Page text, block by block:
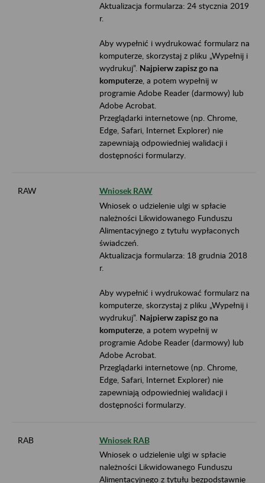
Aktualizacja formularza: 24 stycznia 2019
r.
Aby wypełnić i wydrukować formularz na
komputerze, skorzystaj z pliku „Wypełnij i
wydrukuj”. Najpierw zapisz go na
komputerze, a potem wypełnij w
programie Adobe Reader (darmowy) lub
Adobe Acrobat.
Przeglądarki internetowe (np. Chrome,
Edge, Safari, Internet Explorer) nie
zapewniają odpowiedniej walidacji i
dostępności formularzy.
RAW
Wniosek RAW
Wniosek o udzielenie ulgi w spłacie
należności Likwidowanego Funduszu
Alimentacyjnego z tytułu wypłaconych
świadczeń.
Aktualizacja formularza: 18 grudnia 2018
r.
Aby wypełnić i wydrukować formularz na
komputerze, skorzystaj z pliku „Wypełnij i
wydrukuj”. Najpierw zapisz go na
komputerze, a potem wypełnij w
programie Adobe Reader (darmowy) lub
Adobe Acrobat.
Przeglądarki internetowe (np. Chrome,
Edge, Safari, Internet Explorer) nie
zapewniają odpowiedniej walidacji i
dostępności formularzy.
RAB
Wniosek RAB
Wniosek o udzielenie ulgi w spłacie
należności Likwidowanego Funduszu
Alimentacyjnego z tytułu bezpodstawnie